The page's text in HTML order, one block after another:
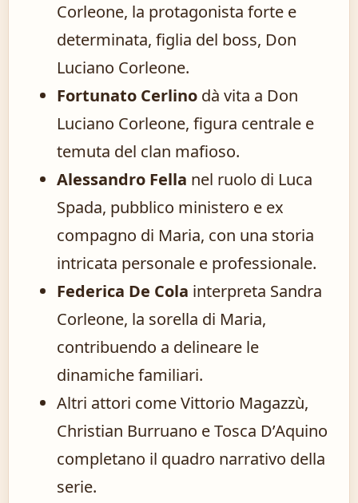
Corleone, la protagonista forte e
determinata, figlia del boss, Don
Luciano Corleone.
Fortunato Cerlino dà vita a Don
Luciano Corleone, figura centrale e
temuta del clan mafioso.
Alessandro Fella nel ruolo di Luca
Spada, pubblico ministero e ex
compagno di Maria, con una storia
intricata personale e professionale.
Federica De Cola interpreta Sandra
Corleone, la sorella di Maria,
contribuendo a delineare le
dinamiche familiari.
Altri attori come Vittorio Magazzù,
Christian Burruano e Tosca D’Aquino
completano il quadro narrativo della
serie.